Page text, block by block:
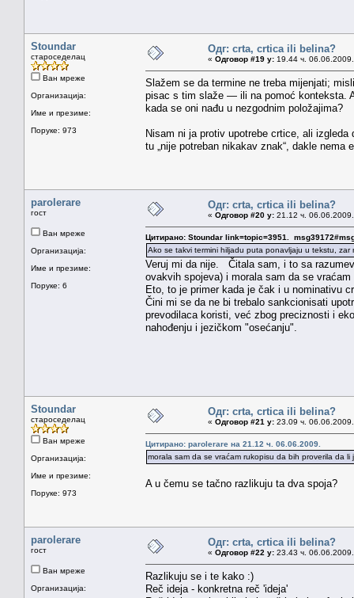
Stoundar
староседелац
Ван мреже
Организација:
Име и презиме:
Поруке: 973
Одг: crta, crtica ili belina?
« Одговор #19 у: 19.44 ч.
Slažem se da termine ne treba mijenjati;
pisac s tim slaže — ili na pomoć konteksta.
kada se oni nađu u nezgodnim položajima?
Nisam ni ja protiv upotrebe crtice, ali
tu „nije potreban nikakav znak“, dakle
parolerare
гост
Ван мреже
Организација:
Име и презиме:
Поруке: 6
Одг: crta, crtica ili belina?
« Одговор #20 у: 21.12 ч.
Цитирано: Stoundar link=topic=3951.
Ako se takvi termini hiljadu puta ponavljaju u tekstu,
Veruj mi da nije. Čitala sam, i to sa
ovakvih spojeva) i morala sam da se
Eto, to je primer kada je čak i u nominativu
Čini mi se da ne bi trebalo sankcionisati
prevodilaca koristi, već zbog preciznosti i
nahođenju i jezičkom "osećanju".
Stoundar
староседелац
Ван мреже
Организација:
Име и презиме:
Поруке: 973
Одг: crta, crtica ili belina?
« Одговор #21 у: 23.09 ч.
Цитирано: parolerare на 21.12 ч. 06.06.2009.
morala sam da se vraćam rukopisu da bih proverila da
A u čemu se tačno razlikuju ta dva spoja?
parolerare
гост
Ван мреже
Организација:
Одг: crta, crtica ili belina?
« Одговор #22 у: 23.43 ч.
Razlikuju se i te kako :)
Reč ideja - konkretna reč 'ideja'